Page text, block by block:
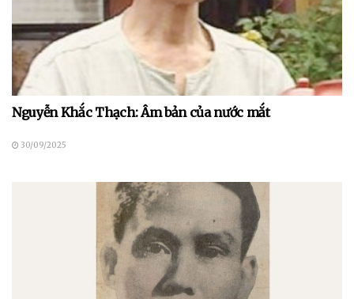
Nguyễn Khắc Thạch: Âm bản của nước mắt
30/09/2025